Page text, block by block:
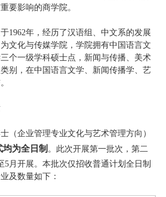
要影响的商学院。
1962年，经历了汉语组、中文系的发展
文化与传媒学院，学院拥有中国语言文
个一级学科硕士点，新闻与传播、美术
别，在中国语言文学、新闻传播学、艺
（企业管理专业文化与艺术管理方向）
为全日制 。此次开展第一批次，第二
5月开展。本批次仅招收普通计划全日制
及数量如下：